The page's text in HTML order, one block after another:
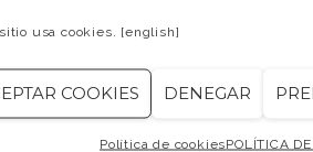
usa cookies. [english]
COOKIES DENEGAR
Política de cookiesPOLÍTICA
(21/08/2014)